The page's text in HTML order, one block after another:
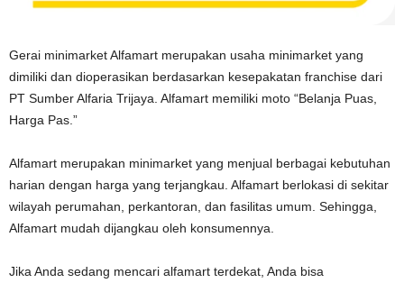
Gerai minimarket Alfamart merupakan usaha minimarket yang
dimiliki dan dioperasikan berdasarkan kesepakatan franchise dari
PT Sumber Alfaria Trijaya. Alfamart memiliki moto “Belanja Puas,
Harga Pas.”
Alfamart merupakan minimarket yang menjual berbagai kebutuhan
harian dengan harga yang terjangkau. Alfamart berlokasi di sekitar
wilayah perumahan, perkantoran, dan fasilitas umum. Sehingga,
Alfamart mudah dijangkau oleh konsumennya.
Jika Anda sedang mencari alfamart terdekat, Anda bisa